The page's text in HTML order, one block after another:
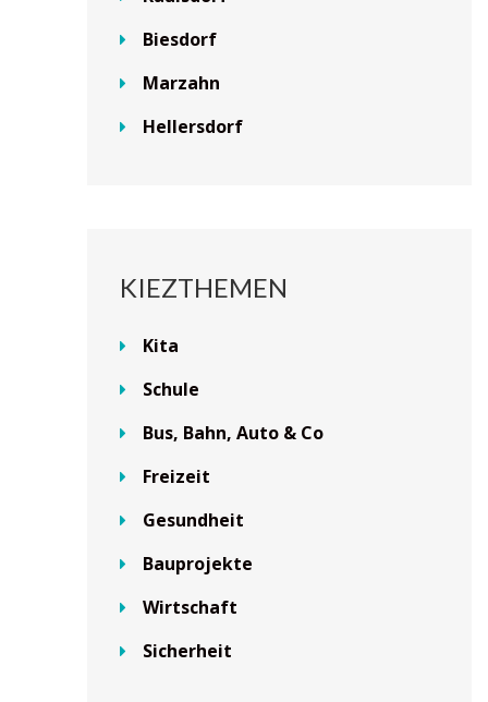
Biesdorf
Marzahn
Hellersdorf
KIEZTHEMEN
Kita
Schule
Bus, Bahn, Auto & Co
Freizeit
Gesundheit
Bauprojekte
Wirtschaft
Sicherheit